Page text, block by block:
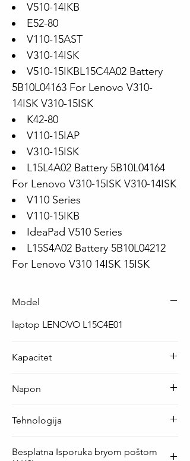
V510-14IKB
E52-80
V110-15AST
V310-14ISK
V510-15IKBL15C4A02 Battery
5B10L04163 For Lenovo V310-
14ISK V310-15ISK
K42-80
V110-15IAP
V310-15ISK
L15L4A02 Battery 5B10L04164
For Lenovo V310-15ISK V310-14ISK
V110 Series
V110-15IKB
IdeaPad V510 Series
L15S4A02 Battery 5B10L04212
For Lenovo V310 14ISK 15ISK
Model
laptop LENOVO L15C4E01
Kapacitet
Napon
Tehnologija
Besplatna Isporuka bryom poštom